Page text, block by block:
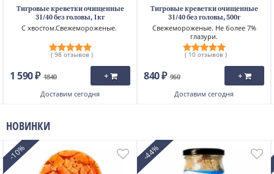
Тигровые креветки очищенные
31/40 без головы, 1кг
С хвостом.Свежемороженые.
( 98 отзывов )
1 590 ₽ 1840 +
Доставим сегодня
Тигровые креветки очищенные
31/40 без головы, 500г
Свежемороженые. Не более 7%
глазури.
( 10 отзывов )
840 ₽ 960 +
Доставим сегодня
НОВИНКИ
-10% -44%